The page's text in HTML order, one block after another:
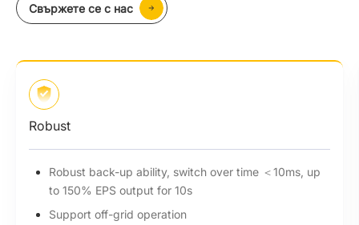
Свържете се с нас
Robust
Robust back-up ability, switch over time ＜10ms, up
to 150% EPS output for 10s
Support off-grid operation